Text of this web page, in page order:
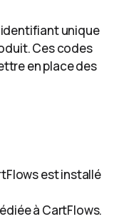
unique
Ces codes
en place des
est installé
à CartFlows.